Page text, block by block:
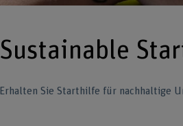
Sustainable
Erhalten Sie Starthilfe für nachhaltige